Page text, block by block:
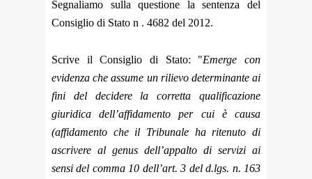
Segnaliamo sulla questione la sentenza del
Consiglio di Stato n . 4682 del 2012.
Scrive il Consiglio di Stato: "Emerge con
evidenza che assume un rilievo determinante ai
fini del decidere la corretta qualificazione
giuridica dell’affidamento per cui è causa
(affidamento che il Tribunale ha ritenuto di
ascrivere al genus dell’appalto di servizi ai
sensi del comma 10 dell’art. 3 del d.lgs. n. 163